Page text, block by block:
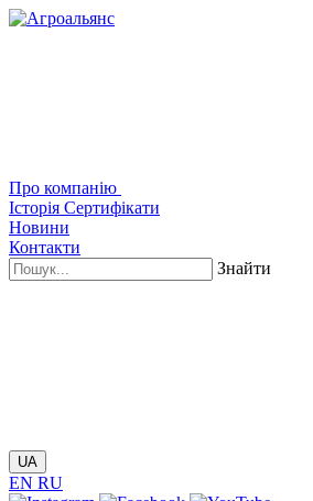
Про компанію
Історія Сертифікати
Новини
Контакти
Знайти
UA
EN RU